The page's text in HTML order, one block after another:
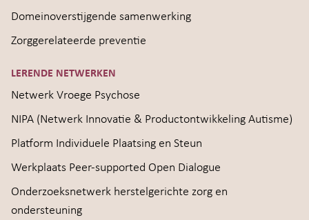
Domeinoverstijgende samenwerking
Zorggerelateerde preventie
LERENDE NETWERKEN
Netwerk Vroege Psychose
NIPA (Netwerk Innovatie & Productontwikkeling Autisme)
Platform Individuele Plaatsing en Steun
Werkplaats Peer-supported Open Dialogue
Onderzoeksnetwerk herstelgerichte zorg en
ondersteuning